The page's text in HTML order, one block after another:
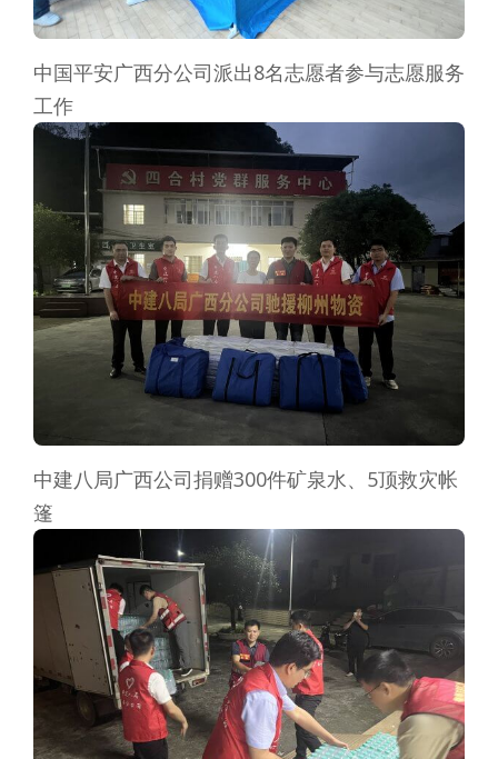
中国平安广西分公司派出8名志愿者参与志愿服务
工作
中建八局广西公司捐赠300件矿泉水、5顶救灾帐
篷